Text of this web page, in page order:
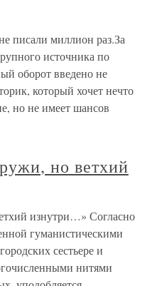
писали миллион раз.За
источника по
оборот введено не
который хочет нечто
но не имеет шансов
но ветхий
изнутри…» Согласно
гуманистическими
сестьере и
нитями